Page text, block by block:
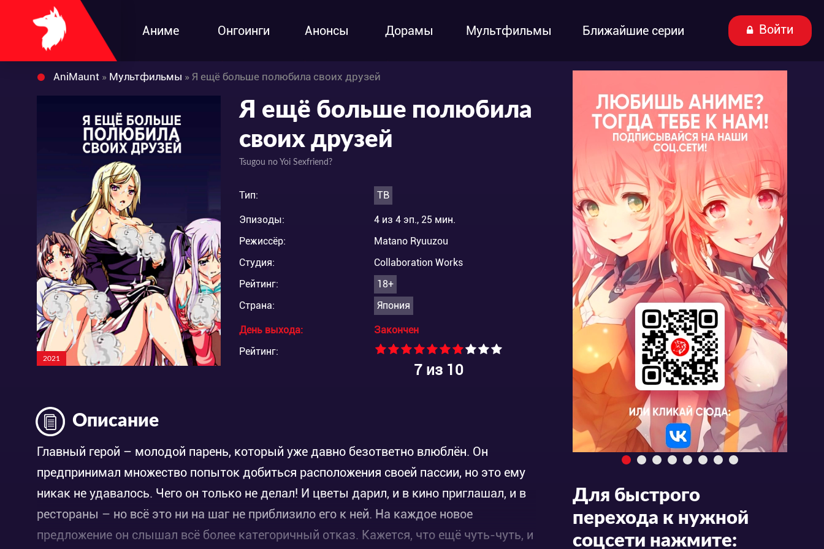
Аниме Онгоинги Анонсы Дорамы Мультфильмы Ближайшие серии Войти
AniMaunt » Мультфильмы » Я ещё больше полюбила своих друзей
2021
Я ещё больше полюбила
своих друзей
Tsugou no Yoi Sexfriend?
Тип: ТВ
Эпизоды:
4 из 4 эп., 25 мин.
Режиссёр:
Matano Ryuuzou
Студия:
Collaboration Works
Рейтинг:
18+
Страна:
Япония
День выхода:
Закончен
Рейтинг:
7из 10
Описание
Главный герой – молодой парень, который уже давно безответно влюблён. Он
предпринимал множество попыток добиться расположения своей пассии, но это ему
никак не удавалось. Чего он только не делал! И цветы дарил, и в кино приглашал, и в
рестораны – но всё это ни на шаг не приблизило его к ней. На каждое новое
предложение он слышал всё более категоричный отказ. Кажется, что ещё чуть-чуть, и
Для быстрого
перехода к нужной
соцсети нажмите: